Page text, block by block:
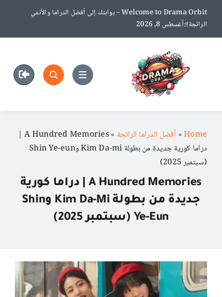
Skip
Welcome to Drama Orbit – بوابتك إلى أفضل الدراما والأنمي
الرائجة!!:أغسطس 8, 2026
Home
» أفضل الدراما الرائجة »
A Hundred Memories |
دراما كورية جديدة من بطولة Kim Da-mi وShin Ye-eun
(سبتمبر 2025)
A Hundred Memories | دراما كورية
جديدة من بطولة Kim Da-Mi وShin
Ye-Eun (سبتمبر 2025)